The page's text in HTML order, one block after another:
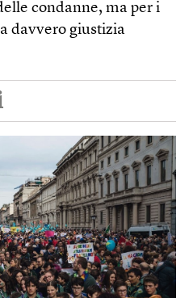
condanne, ma per i
davvero giustizia